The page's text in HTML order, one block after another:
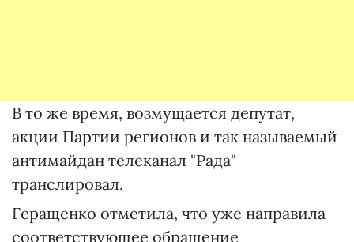
В то же время, возмущается депутат,
акции Партии регионов и так называемый
антимайдан телеканал "Рада"
транслировал.
Геращенко отметила, что уже направила
соответствующее обращение